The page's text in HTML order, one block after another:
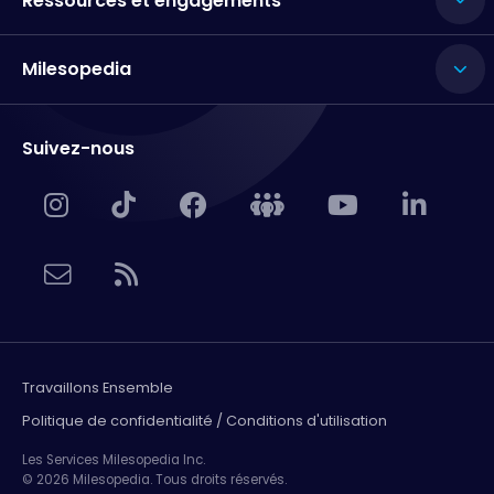
Milesopedia
Suivez-nous
Travaillons Ensemble
Politique de confidentialité / Conditions d'utilisation
Les Services Milesopedia Inc.
© 2026 Milesopedia. Tous droits réservés.